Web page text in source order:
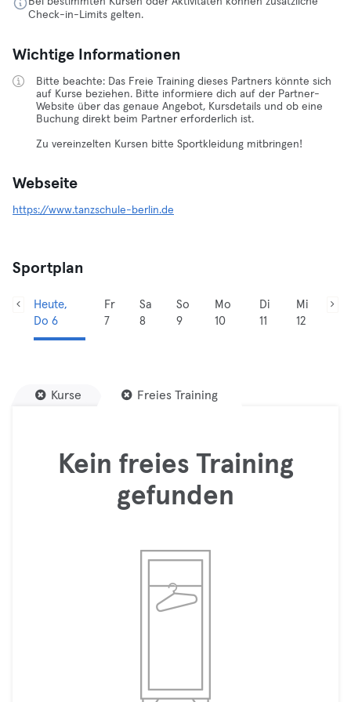
Check-in-Limits gelten.
Wichtige Informationen
Bitte beachte: Das Freie Training dieses Partners könnte sich
auf Kurse beziehen. Bitte informiere dich auf der Partner-
Website über das genaue Angebot, Kursdetails und ob eine
Buchung direkt beim Partner erforderlich ist.
Zu vereinzelten Kursen bitte Sportkleidung mitbringen!
Webseite
https://www.tanzschule-berlin.de
Sportplan
Heute,
Do 6
Fr
7
Sa
8
So
9
Mo
10
Di
11
Mi
12
Kurse Freies Training
Kein freies Training
gefunden